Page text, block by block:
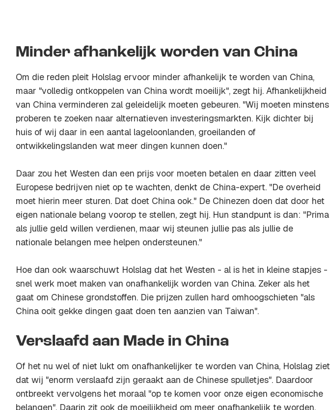
Minder afhankelijk worden van China
Om die reden pleit Holslag ervoor minder afhankelijk te worden van China,
maar "volledig ontkoppelen van China wordt moeilijk", zegt hij. Afhankelijkheid
van China verminderen zal geleidelijk moeten gebeuren. "Wij moeten minstens
proberen te zoeken naar alternatieven investeringsmarkten. Kijk dichter bij
huis of wij daar in een aantal lageloonlanden, groeilanden of
ontwikkelingslanden wat meer dingen kunnen doen."
Daar zou het Westen dan een prijs voor moeten betalen en daar zitten veel
Europese bedrijven niet op te wachten, denkt de China-expert. "De overheid
moet hierin meer sturen. Dat doet China ook." De Chinezen doen dat door het
eigen nationale belang voorop te stellen, zegt hij. Hun standpunt is dan: "Prima
als jullie geld willen verdienen, maar wij steunen jullie pas als jullie de
nationale belangen mee helpen ondersteunen."
Hoe dan ook waarschuwt Holslag dat het Westen - al is het in kleine stapjes -
snel werk moet maken van onafhankelijk worden van China. Zeker als het
gaat om Chinese grondstoffen. Die prijzen zullen hard omhoogschieten "als
China ooit gekke dingen gaat doen ten aanzien van Taiwan".
Verslaafd aan Made in China
Of het nu wel of niet lukt om onafhankelijker te worden van China, Holslag ziet
dat wij "enorm verslaafd zijn geraakt aan de Chinese spulletjes". Daardoor
ontbreekt vervolgens het moraal "op te komen voor onze eigen economische
belangen". Daarin zit ook de moeilijkheid om meer onafhankelijk te worden.